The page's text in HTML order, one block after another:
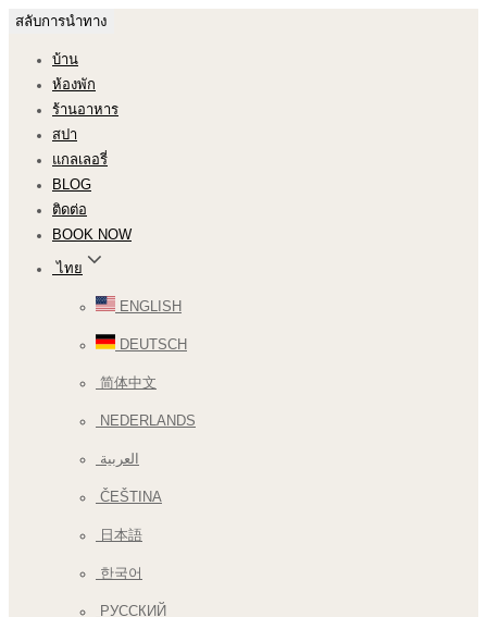
สลับการนำทาง
บ้าน
ห้องพัก
ร้านอาหาร
สปา
แกลเลอรี่
BLOG
ติดต่อ
BOOK NOW
ไทย
ENGLISH
DEUTSCH
简体中文
NEDERLANDS
العربية
ČEŠTINA
日本語
한국어
РУССКИЙ